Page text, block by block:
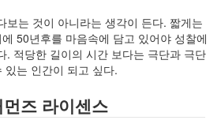
보는 것이 아니라는 생각이 든다. 짧게는
50년후를 마음속에 담고 있어야 성찰에
. 적당한 길이의 시간 보다는 극단과 극단
있는 인간이 되고 싶다.
즈 라이센스